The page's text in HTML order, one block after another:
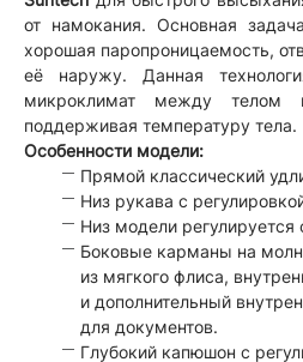
от намокания. Основная
хорошая паропроницаемость,
её наружу. Данная
микроклимат между телом
поддерживая температуру тела.
Особенности модели:
Прямой классический
Низ рукава с
Низ модели регулируется
Боковые карманы на
из мягкого флиса,
и дополнительный
для документов.
Глубокий капюшон с